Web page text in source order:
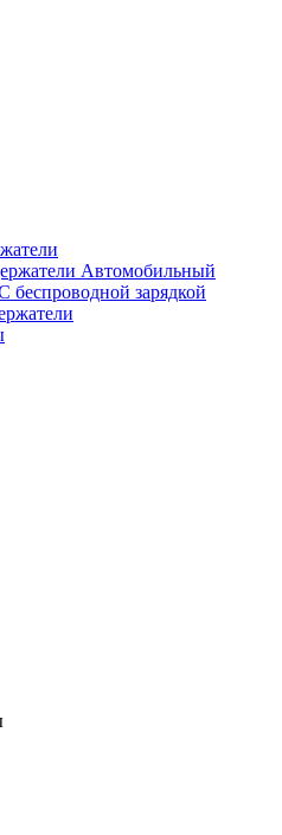
Автомобильный
беспроводной зарядкой